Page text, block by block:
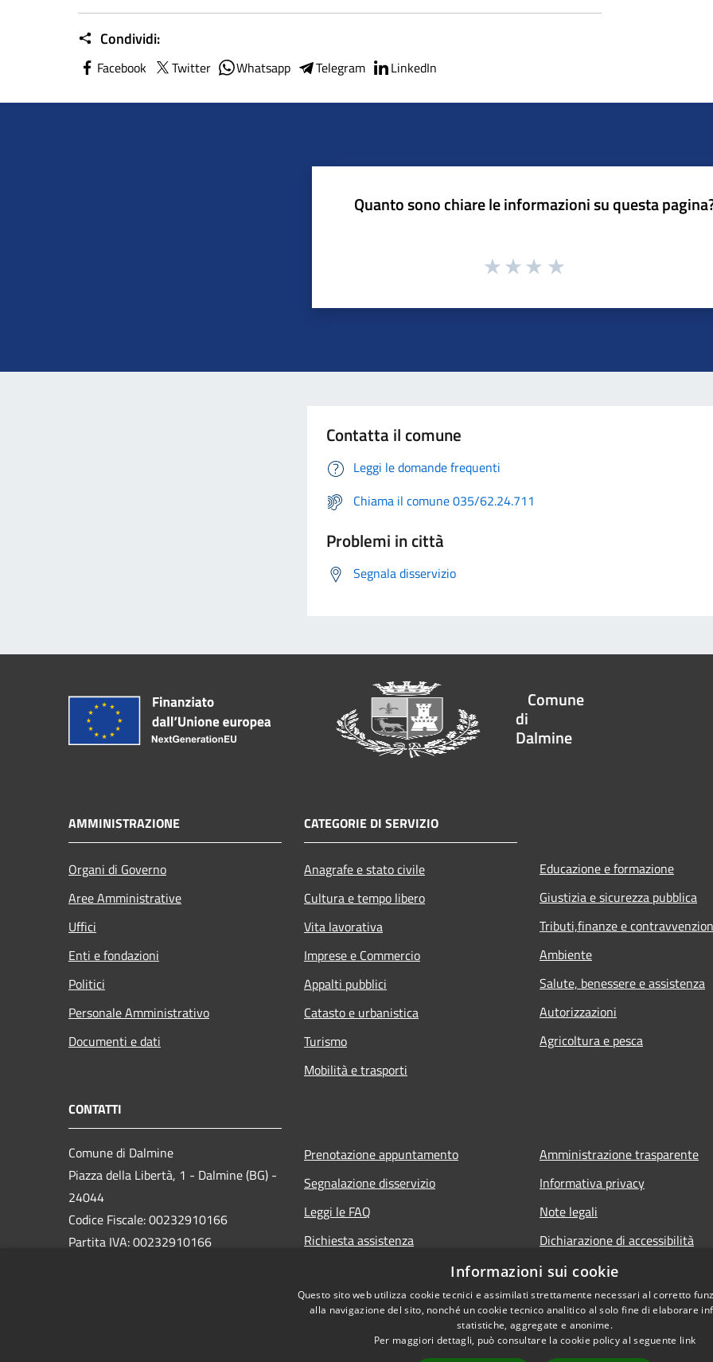
Condividi:
Facebook Twitter Whatsapp Telegram LinkedIn
Quanto sono chiare le informazioni su questa
Contatta il comune
Leggi le domande frequenti
Chiama il comune 035/62.24.711
Problemi in città
Segnala disservizio
Comune
di
Dalmine
AMMINISTRAZIONE
Organi di Governo
Aree Amministrative
Uffici
Enti e fondazioni
Politici
Personale Amministrativo
Documenti e dati
CATEGORIE DI SERVIZIO
Anagrafe e stato civile
Cultura e tempo libero
Vita lavorativa
Imprese e Commercio
Appalti pubblici
Catasto e urbanistica
Turismo
Mobilità e trasporti
Educazione e formazione
Giustizia e sicurezza pubblica
Tributi,finanze e
Ambiente
Salute, benessere e assistenza
Autorizzazioni
Agricoltura e pesca
CONTATTI
Comune di Dalmine
Piazza della Libertà, 1 - Dalmine (BG) -
24044
Codice Fiscale: 00232910166
Partita IVA: 00232910166
Prenotazione appuntamento
Segnalazione disservizio
Leggi le FAQ
Richiesta assistenza
Amministrazione trasparente
Informativa privacy
Note legali
Dichiarazione di accessibilità
Piano di miglioramento del sito
Informazioni sui cookie
Questo sito web utilizza cookie tecnici e assimilati strettamente necessari al corretto
alla navigazione del sito, nonché un cookie tecnico analitico al solo fine di elaborare
statistiche, aggregate e anonime.
Per maggiori dettagli, può consultare la cookie policy al seguente link